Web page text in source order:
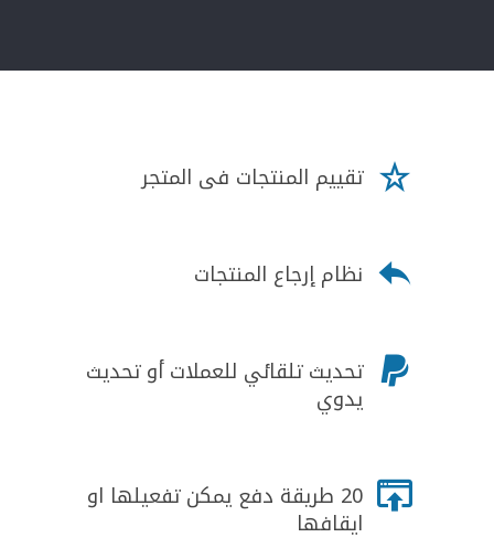
 تقييم المنتجات فى المتجر
 نظام إرجاع المنتجات
 تحديث تلقائي للعملات أو تحديث
يدوي
 20 طريقة دفع يمكن تفعيلها او
ايقافها